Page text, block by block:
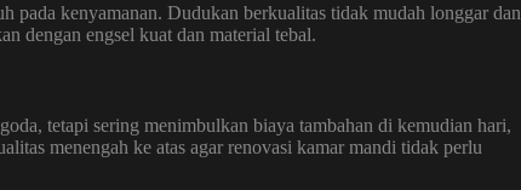
pada kenyamanan. Dudukan berkualitas tidak mudah longgar dan
dengan engsel kuat dan material tebal.
tetapi sering menimbulkan biaya tambahan di kemudian hari,
menengah ke atas agar renovasi kamar mandi tidak perlu